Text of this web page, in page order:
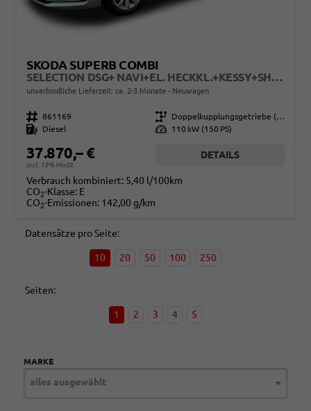
SKODA SUPERB COMBI
SELECTION DSG+ NAVI+EL. HECKKL.+KESSY+SHZ V+H
unverbindliche Lieferzeit: ca. 2-3 Monate Neuwagen
Fahrzeugnr. 861169 Getriebe
Doppelkupplungsgetriebe (DSG)
Kraftstoff
Diesel Leistung 110 kW (150 PS)
37.870,– €
incl. 19% MwSt.
DETAILS
Verbrauch kombiniert: 5,40 l/100km
CO2-Klasse: E
CO2-Emissionen: 142,00 g/km
Datensätze pro Seite:
10 20 50 100 250
Seiten:
1 2 3 4 5
MARKE
alles ausgewählt